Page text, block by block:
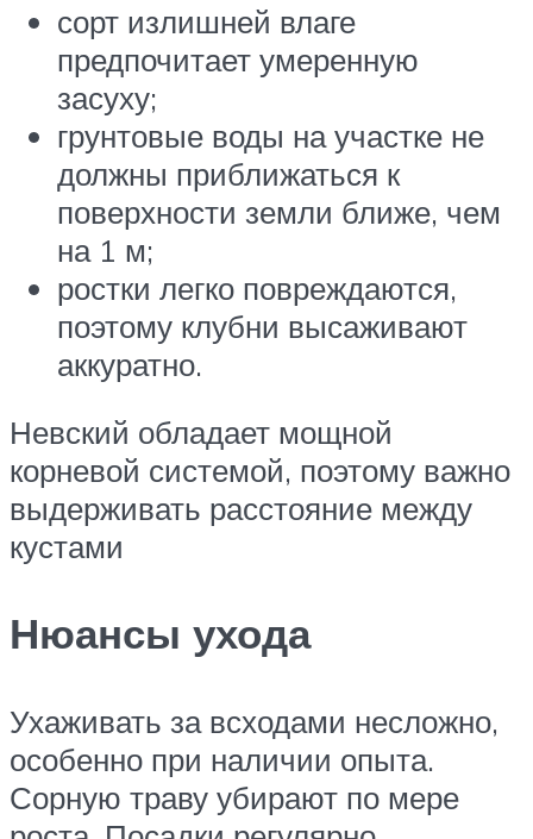
сорт излишней влаге
предпочитает умеренную
засуху;
грунтовые воды на участке не
должны приближаться к
поверхности земли ближе, чем
на 1 м;
ростки легко повреждаются,
поэтому клубни высаживают
аккуратно.
Невский обладает мощной
корневой системой, поэтому важно
выдерживать расстояние между
кустами
Нюансы ухода
Ухаживать за всходами несложно,
особенно при наличии опыта.
Сорную траву убирают по мере